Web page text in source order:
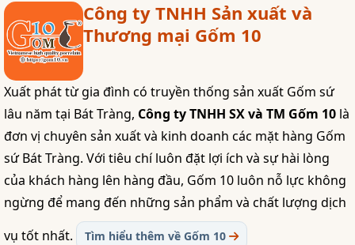
Công ty TNHH Sản xuất và
Thương mại Gốm 10
Xuất phát từ gia đình có truyền thống sản xuất Gốm sứ
lâu năm tại Bát Tràng, Công ty TNHH SX và TM Gốm 10 là
đơn vị chuyên sản xuất và kinh doanh các mặt hàng Gốm
sứ Bát Tràng. Với tiêu chí luôn đặt lợi ích và sự hài lòng
của khách hàng lên hàng đầu, Gốm 10 luôn nỗ lực không
ngừng để mang đến những sản phẩm và chất lượng dịch
vụ tốt nhất.
Tìm hiểu thêm về Gốm 10